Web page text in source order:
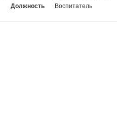
Должность
Воспитатель